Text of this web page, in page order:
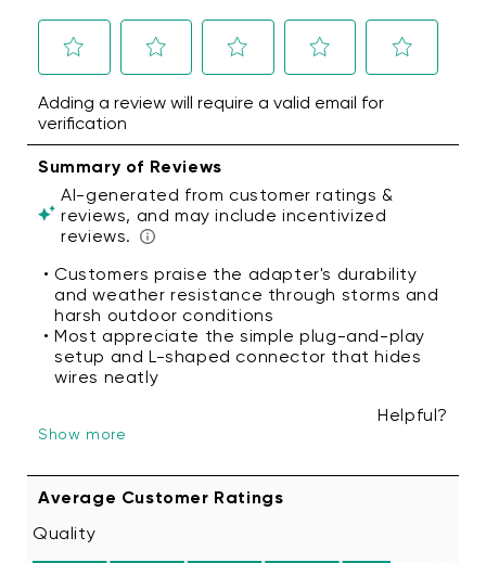
avec Wyze Cam Pan v3/Cam v3 Pro.
Adaptateur secteur extérieur +
adaptateur USB-C en forme de L
compatible avec la caméra Wyze Battery
Cam Pro.
Compatibilité avec les adaptateurs
universels d'extérieur :
Fonctionne avec les Cam v3/v3 Pro/v4, la
Pan.
Méthodes d'alimentation:
Alimentation : 100 V-240 V
Puissance de sortie : 5 V 2 A
: 2 broches
Température de fonctionnement
122℉ (-30°C - 50°C)
Wyze Outdoor Power Adapter must be paired
with the L-shaped USC-C Adapter.